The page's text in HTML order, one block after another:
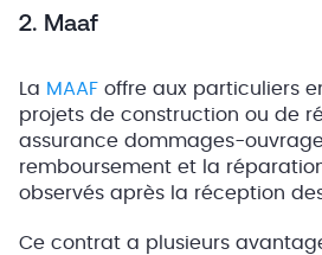
2. Maaf
La MAAF offre aux particuliers
projets de construction ou de
assurance dommages-
remboursement et la
observés après la réception
Ce contrat a plusieurs